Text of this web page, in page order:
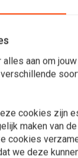
ook een review
aan om
cookies zijn
maken van
cookies
we deze